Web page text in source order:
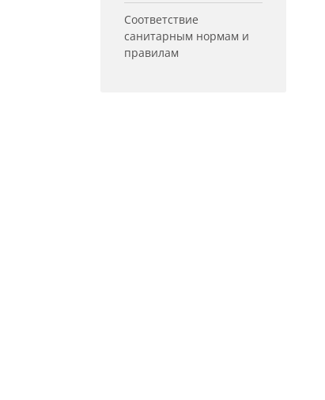
Соответствие
санитарным нормам и
правилам